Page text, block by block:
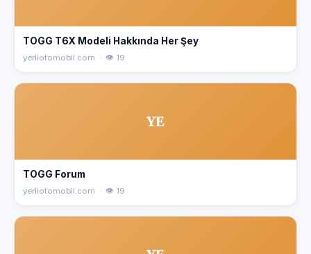
TOGG T6X Modeli Hakkında Her Şey
yerliotomobil.com · 👁 19
YE
TOGG Forum
yerliotomobil.com · 👁 19